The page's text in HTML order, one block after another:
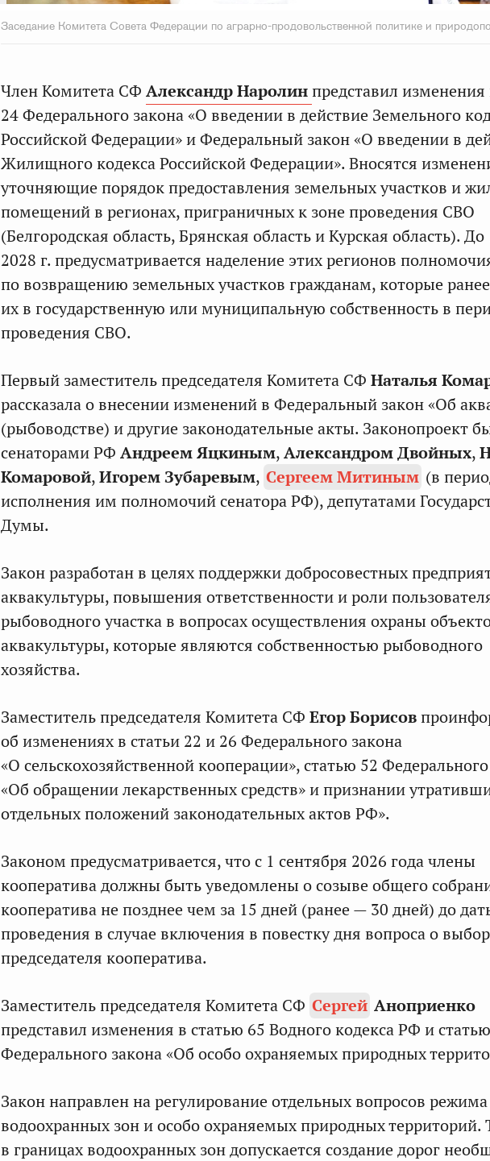
Заседание Комитета Совета Федерации по аграрно-продовольственной политике и
Член Комитета СФ Александр Наролинпредставил изменения
24 Федерального закона «О введении в действие Земельного
Российской Федерации» и Федеральный закон «О введении в
Жилищного кодекса Российской Федерации». Вносятся
уточняющие порядок предоставления земельных участков и
помещений в регионах, приграничных к зоне проведения СВО
(Белгородская область, Брянская область и Курская область).
2028 г. предусматривается наделение этих регионов
по возвращению земельных участков гражданам, которые
их в государственную или муниципальную собственность в
проведения СВО.
Первый заместитель председателя Комитета СФ Наталья
рассказала о внесении изменений в Федеральный закон «Об
(рыбоводстве) и другие законодательные акты. Законопроект
сенаторами РФ Андреем Яцкиным,Александром Двойных,
Комаровой,Игорем Зубаревым, Сергеем Митиным (в
исполнения им полномочий сенатора РФ), депутатами
Думы.
Закон разработан в целях поддержки добросовестных
аквакультуры, повышения ответственности и роли
рыбоводного участка в вопросах осуществления охраны
аквакультуры, которые являются собственностью рыбоводного
хозяйства.
Заместитель председателя Комитета СФ Егор Борисов
об изменениях в статьи 22 и 26 Федерального закона
«О сельскохозяйственной кооперации», статью 52
«Об обращении лекарственных средств» и признании
отдельных положений законодательных актов РФ».
Законом предусматривается, что с 1 сентября 2026 года члены
кооператива должны быть уведомлены о созыве общего
кооператива не позднее чем за 15 дней (ранее — 30 дней) до
проведения в случае включения в повестку дня вопроса о
председателя кооператива.
Заместитель председателя Комитета СФ Сергей Аноприенко
представил изменения в статью 65 Водного кодекса РФ и
Федерального закона «Об особо охраняемых природных
Закон направлен на регулирование отдельных вопросов режима
водоохранных зон и особо охраняемых природных территорий.
в границах водоохранных зон допускается создание дорог